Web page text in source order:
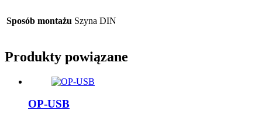
Sposób montażu Szyna DIN
Produkty powiązane
OP-USB